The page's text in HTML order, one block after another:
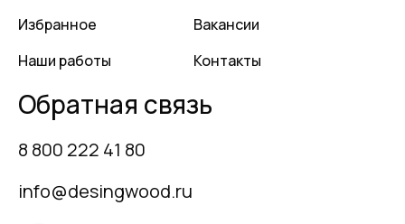
Избранное
Наши работы
Вакансии
Контакты
Обратная связь
8 800 222 41 80
info@desingwood.ru